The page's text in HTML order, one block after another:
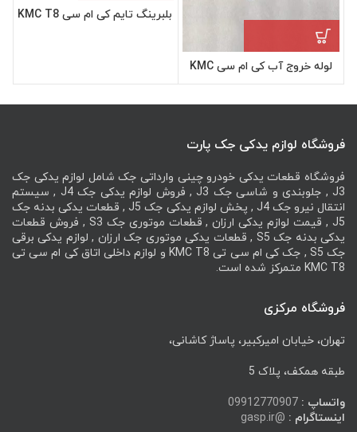
لوله خروج آب کی ام سی KMC
T8
بلبرینگ تایم کی ام سی KMC T8
فروشگاه لوازم یدکی جک پارت
فروشگاه قطعات یدکی خودرو چینی وارداتی جک شامل لوازم یدکی جک
J3 , جلوبندی و شاسی جک J3 , فروش لوازم یدکی جک J4 , سیستم
انتقال نیرو جک J4 , پخش لوازم یدکی جک J5 , قطعات یدکی بدنه جک
J5 , قیمت لوازم یدکی ارزان , قطعات موتوری جک S3 , فروش قطعات
یدکی بدنه جک S5 , قطعات یدکی موتوری جک ارزان , لوازم یدکی برقی
جک S5 , جک کی ام سی تی KMC T8 و لوازم داخلی اتاق کی ام سی تی
KMC T8 متمرکز شده است.
فروشگاه مرکزی
تهران، خیابان امیرکبیر، پاساژ کاشانی،
طبقه همکف، پلاک 5
واتساپ : 09912770907
اینستاگرام : @gasp.ir